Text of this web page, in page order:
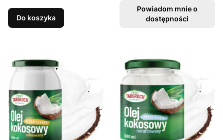
Do koszyka
Powiadom mnie o
dostępności